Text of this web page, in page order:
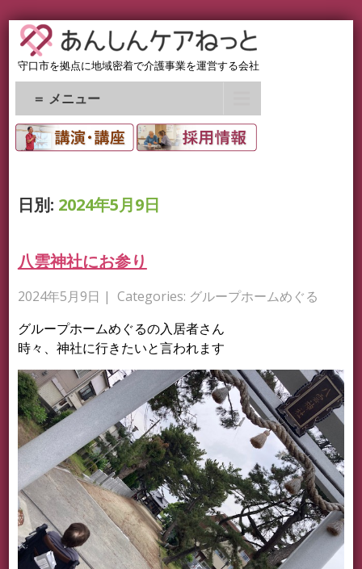
守口市を拠点に地域密着で介護事業を運営する会社
＝ メニュー
日別: 2024年5月9日
八雲神社にお参り
2024年5月9日 | Categories: グループホームめぐる
グループホームめぐるの入居者さん
時々、神社に行きたいと言われます